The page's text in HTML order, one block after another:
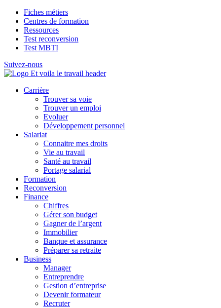
Fiches métiers
Centres de formation
Ressources
Test reconversion
Test MBTI
Suivez-nous
Carrière
Trouver sa voie
Trouver un emploi
Evoluer
Développement personnel
Salariat
Connaitre mes droits
Vie au travail
Santé au travail
Portage salarial
Formation
Reconversion
Finance
Chiffres
Gérer son budget
Gagner de l’argent
Immobilier
Banque et assurance
Préparer sa retraite
Business
Manager
Entreprendre
Gestion d’entreprise
Devenir formateur
Recruter